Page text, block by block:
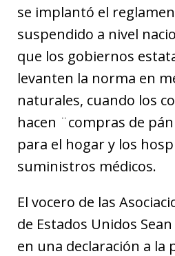
se implantó el
suspendido a nivel
que los gobiernos
levanten la norma en
naturales, cuando los
hacen ¨compras de
para el hogar y los
suministros médicos.
El vocero de las
de Estados Unidos
en una declaración a la